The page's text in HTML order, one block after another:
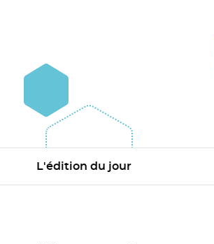
L'édition du jour